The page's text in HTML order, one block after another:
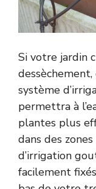
Si votre jardin
système
permettra à
plantes plus
dans des
d’irrigation
facilement